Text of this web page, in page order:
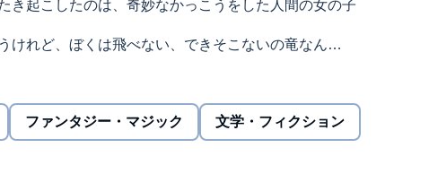
き起こしたのは、奇妙なかっこうをした人間の女の子
けれど、ぼくは飛べない、できそこないの竜なん
衝突のピンチに立ち向かう冒険と友情の物語。
ファンタジー・マジック 文学・フィクション